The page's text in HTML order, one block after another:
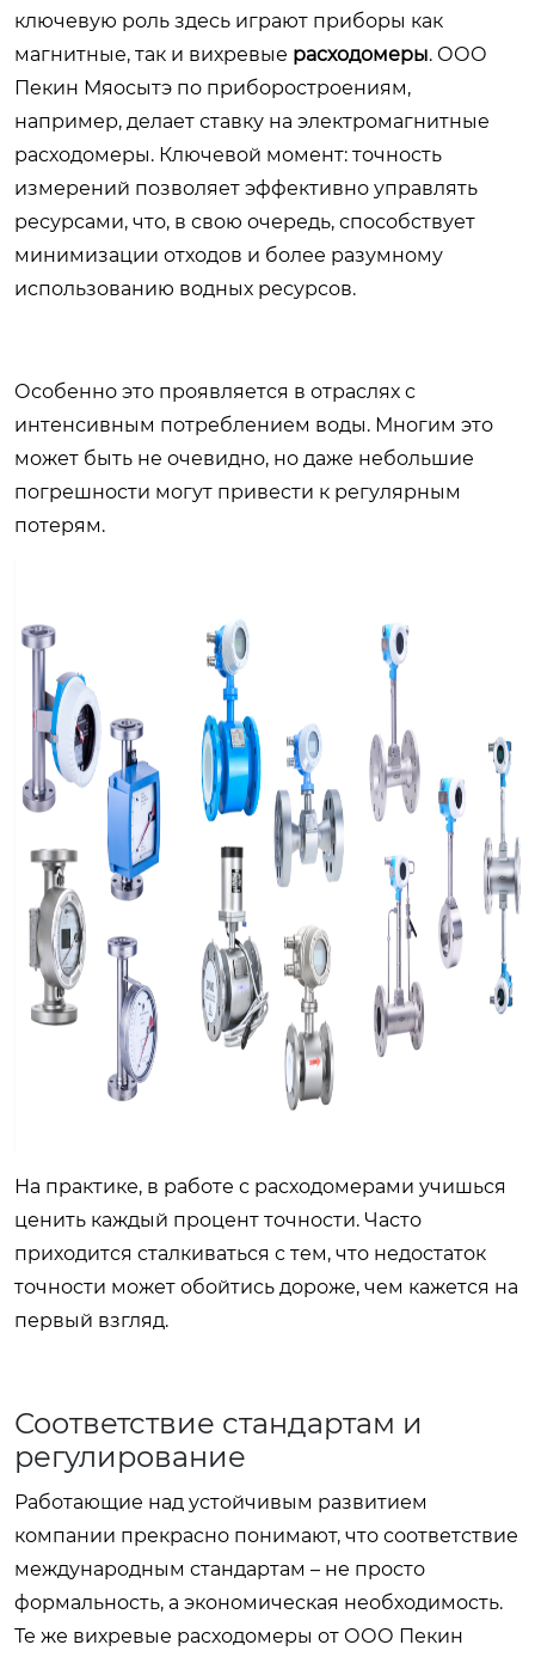
ключевую роль здесь играют приборы как
магнитные, так и вихревые расходомеры. ООО
Пекин Мяосытэ по приборостроениям,
например, делает ставку на электромагнитные
расходомеры. Ключевой момент: точность
измерений позволяет эффективно управлять
ресурсами, что, в свою очередь, способствует
минимизации отходов и более разумному
использованию водных ресурсов.
Особенно это проявляется в отраслях с
интенсивным потреблением воды. Многим это
может быть не очевидно, но даже небольшие
погрешности могут привести к регулярным
потерям.
На практике, в работе с расходомерами учишься
ценить каждый процент точности. Часто
приходится сталкиваться с тем, что недостаток
точности может обойтись дороже, чем кажется на
первый взгляд.
Соответствие стандартам и
регулирование
Работающие над устойчивым развитием
компании прекрасно понимают, что соответствие
международным стандартам – не просто
формальность, а экономическая необходимость.
Те же вихревые расходомеры от ООО Пекин